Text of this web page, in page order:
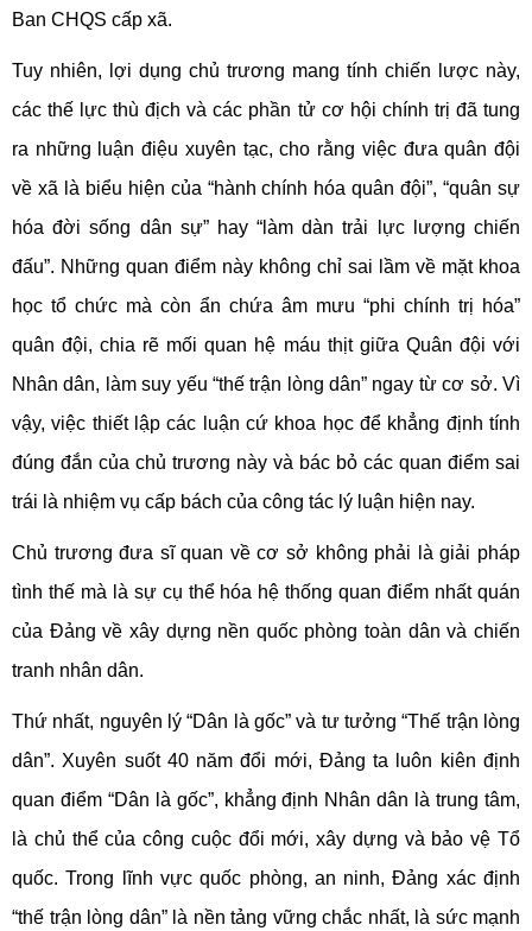
Ban CHQS cấp xã.
Tuy nhiên, lợi dụng chủ trương mang tính chiến lược này,
các thế lực thù địch và các phần tử cơ hội chính trị đã tung
ra những luận điệu xuyên tạc, cho rằng việc đưa quân đội
về xã là biểu hiện của “hành chính hóa quân đội”, “quân sự
hóa đời sống dân sự” hay “làm dàn trải lực lượng chiến
đấu”. Những quan điểm này không chỉ sai lầm về mặt khoa
học tổ chức mà còn ẩn chứa âm mưu “phi chính trị hóa”
quân đội, chia rẽ mối quan hệ máu thịt giữa Quân đội với
Nhân dân, làm suy yếu “thế trận lòng dân” ngay từ cơ sở. Vì
vậy, việc thiết lập các luận cứ khoa học để khẳng định tính
đúng đắn của chủ trương này và bác bỏ các quan điểm sai
trái là nhiệm vụ cấp bách của công tác lý luận hiện nay.
Chủ trương đưa sĩ quan về cơ sở không phải là giải pháp
tình thế mà là sự cụ thể hóa hệ thống quan điểm nhất quán
của Đảng về xây dựng nền quốc phòng toàn dân và chiến
tranh nhân dân.
Thứ nhất, nguyên lý “Dân là gốc” và tư tưởng “Thế trận lòng
dân”. Xuyên suốt 40 năm đổi mới, Đảng ta luôn kiên định
quan điểm “Dân là gốc”, khẳng định Nhân dân là trung tâm,
là chủ thể của công cuộc đổi mới, xây dựng và bảo vệ Tổ
quốc. Trong lĩnh vực quốc phòng, an ninh, Đảng xác định
“thế trận lòng dân” là nền tảng vững chắc nhất, là sức mạnh